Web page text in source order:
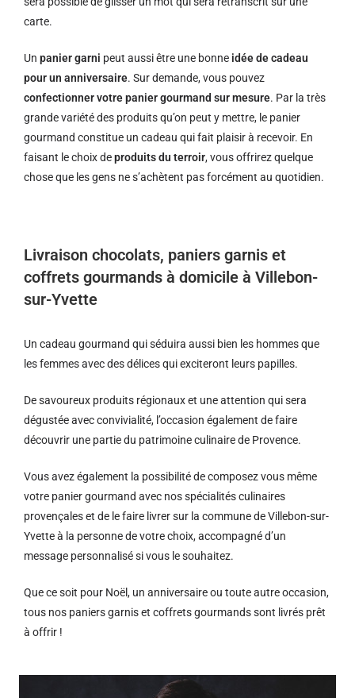
carte.
Un panier garni peut aussi être une bonne idée de cadeau
pour un anniversaire. Sur demande, vous pouvez
confectionner votre panier gourmand sur mesure. Par la très
grande variété des produits qu’on peut y mettre, le panier
gourmand constitue un cadeau qui fait plaisir à recevoir. En
faisant le choix deproduits du terroir, vous offrirez quelque
chose que les gens ne s’achètent pas forcément au quotidien.
Livraison chocolats, paniers garnis et
coffrets gourmands à domicile à Villebon-
sur-Yvette
Un cadeau gourmand qui séduira aussi bien les hommes que
les femmes avec des délices qui exciteront leurs papilles.
De savoureux produits régionaux et une attention qui sera
dégustée avec convivialité, l’occasion également de faire
découvrir une partie du patrimoine culinaire de Provence.
Vous avez également la possibilité de composez vous même
votre panier gourmand avec nos spécialités culinaires
provençales et de le faire livrer sur la commune de Villebon-sur-
Yvette à la personne de votre choix, accompagné d’un
message personnalisé si vous le souhaitez.
Que ce soit pour Noël, un anniversaire ou toute autre occasion,
tous nos paniers garnis et coffrets gourmands sont livrés prêt
à offrir !